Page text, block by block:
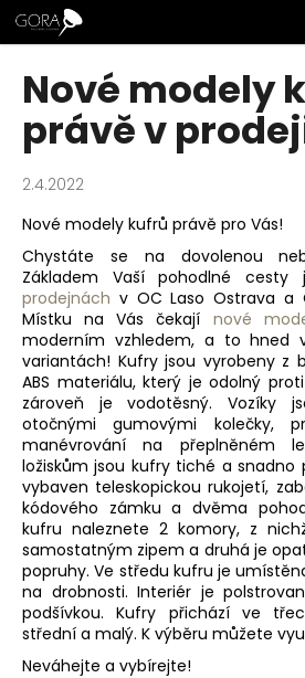
Přejít
na
obsah
Nové modely
právě v
2.4.2022
Nové modely kufrů právě pro Vás!
Chystáte se na dovolenou
Základem Vaší pohodlné
prodejnách v OC Laso Ostrava a
Místku na Vás čekají nové
moderním vzhledem, a to hned
variantách! Kufry jsou vyrobeny z
ABS materiálu, který je odolný
zároveň je vodotěsný. Vozíky
otočnými gumovými kolečky,
manévrování na přeplněném
ložiskům jsou kufry tiché a snadno
vybaven teleskopickou rukojetí,
kódového zámku a dvěma
kufru naleznete 2 komory, z
samostatným zipem a druhá je
popruhy. Ve středu kufru je
na drobnosti. Interiér je
podšívkou. Kufry přichází ve
střední a malý. K výběru můžete
Neváhejte a vybírejte!
K
o
C
o
p
t
ř
e
b
u
j
e
t
e
n
a
j
í
t
?